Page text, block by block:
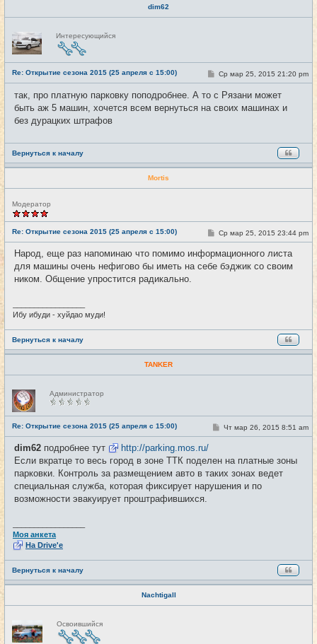
dim62
е
в
с
е
т
и
Интересующийся
Re: Открытие сезона 2015 (25 апреля с 15:00) #15
С
о
б
щ
е
Ср мар 25, 2015 21:20 pm
так, про платную парковку поподробнее. А то с Рязани может
быть аж 5 машин, хочется всем вернуться на своих машинах и
без дурацких штрафов
Вернуться к началу
Mortis
Н
е
в
с
е
т
и
Модератор
Re: Открытие сезона 2015 (25 апреля с 15:00) #16
С
о
б
щ
Ср мар 25, 2015 23:44 pm
Народ, еще раз напоминаю что помимо информационного листа
для машины очень нефигово бы иметь на себе бэджик со своим
ником. Общение упростится радикально.
Ибу ибуди - хуйдао муди!
Вернуться к началу
TANKER
Н
е
в
с
е
т
и
Администратор
Re: Открытие сезона 2015 (25 апреля с 15:00) #17
С
о
щ
н
и
Чт мар 26, 2015 8:51 am
dim62 подробнее тут
http://parking.mos.ru/
Если вкратце то весь город в зоне ТТК поделен на платные зоны
парковки. Контроль за размещением авто в таких зонах ведет
специальная служба, которая фиксирует нарушения и по
возможности эвакуирует проштрафившихся.
Моя анкета
На Drive'e
Вернуться к началу
Nachtigall
е
в
Освоившийся